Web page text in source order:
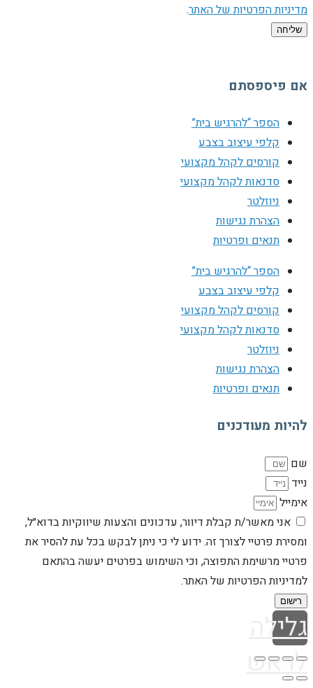
מדיניות הפרטיות של האתר.
שליחה
אם פיספסתם
הספר “להרגיש בית”
קלפי עיצוב בצבע
קורסים לקהל מקצועי
סדנאות לקהל מקצועי
ניוזלטר
הצהרת נגישות
תנאים ופרטיות
הספר “להרגיש בית”
קלפי עיצוב בצבע
קורסים לקהל מקצועי
סדנאות לקהל מקצועי
ניוזלטר
הצהרת נגישות
תנאים ופרטיות
להיות מעודכנים
שם
נייד
אימייל
אני מאשר/ת קבלת דיוור, עדכונים והצעות שיווקיות בדוא״ל,
ומסירת פרטיי לצורך זה. ידוע לי כי ניתן לבקש בכל עת להסיר את
פרטיי מרשימת התפוצה, וכי השימוש בפרטים יעשה בהתאם
למדיניות הפרטיות של האתר.
רישום
גלילה
לראש